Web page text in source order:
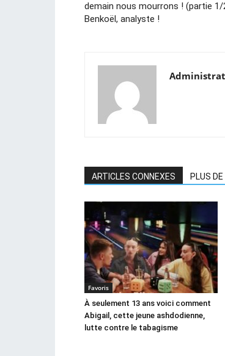
demain nous mourrons ! (partie 1/
Benkoël, analyste !
ARTICLES CONNEXES PLUS
Favoris
À seulement 13 ans voici comment
Abigail, cette jeune ashdodienne,
lutte contre le tabagisme